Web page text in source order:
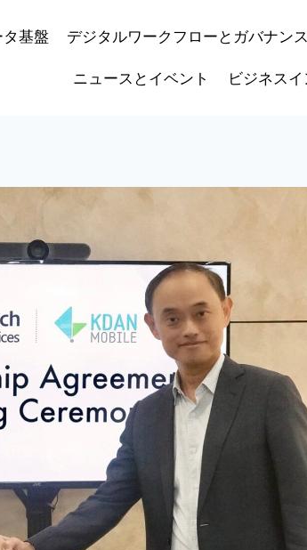
基盤 デジタルワークフローとガバナンス
ニュースとイベント ビジネスイ